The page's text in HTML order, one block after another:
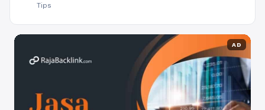
Tips
AD